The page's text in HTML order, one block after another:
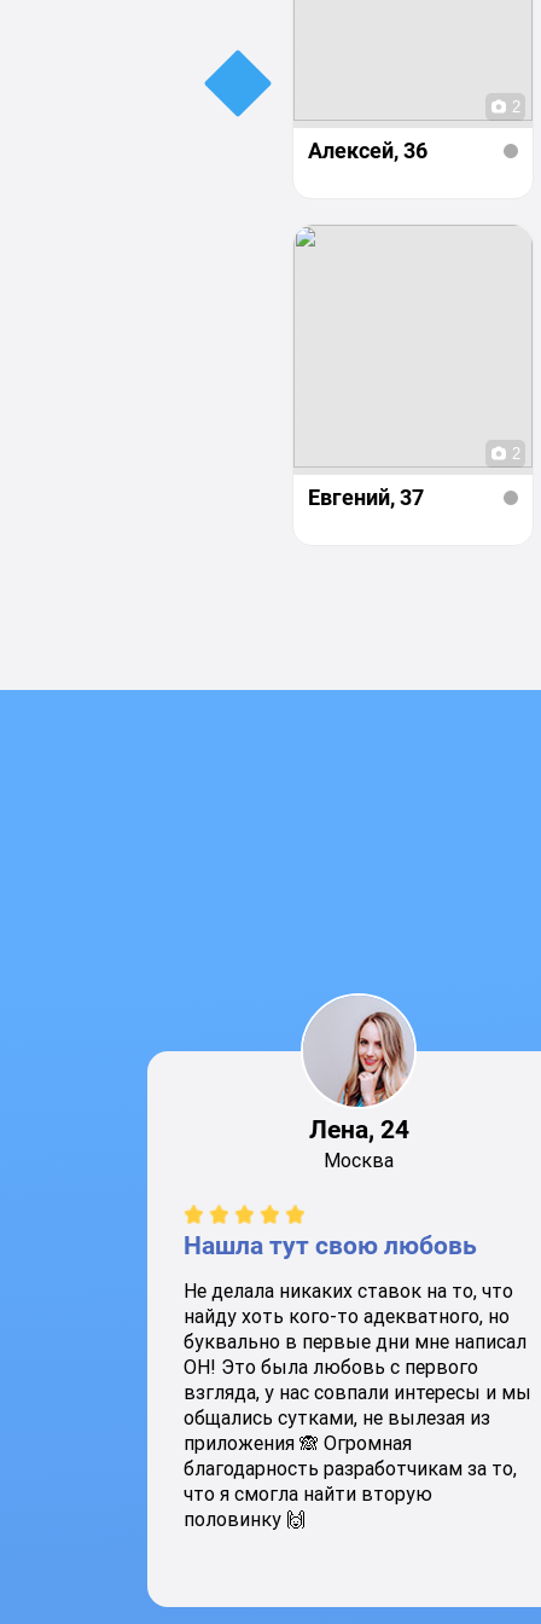
2
Алексей, 36
2
Евгений, 37
Лена, 24
Москва
Нашла тут свою любовь
Не делала никаких ставок на то, что
найду хоть кого-то адекватного, но
буквально в первые дни мне написал
ОН! Это была любовь с первого
взгляда, у нас совпали интересы и мы
общались сутками, не вылезая из
приложения 🙈 Огромная
благодарность разработчикам за то,
что я смогла найти вторую
половинку 🙌